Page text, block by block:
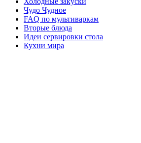
Чудо Чудное
FAQ по мультиваркам
Вторые блюда
Идеи сервировки стола
Кухни мира